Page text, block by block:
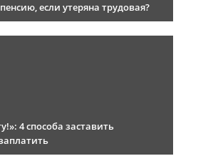
если утеряна трудовая?
4 способа заставить